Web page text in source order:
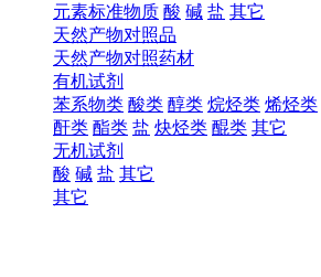
元素标准物质 酸 碱 盐 其它
天然产物对照品
天然产物对照药材
有机试剂
苯系物类 酸类 醇类 烷烃类 烯烃类
酐类 酯类 盐 炔烃类 醌类 其它
无机试剂
酸 碱 盐 其它
其它